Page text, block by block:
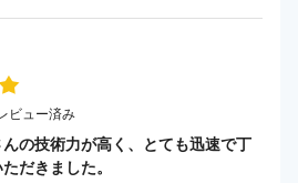
ビュー済み
の技術力が高く、とても迅速で丁
だきました。